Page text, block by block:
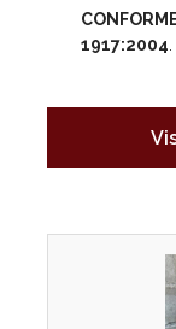
1917:2004